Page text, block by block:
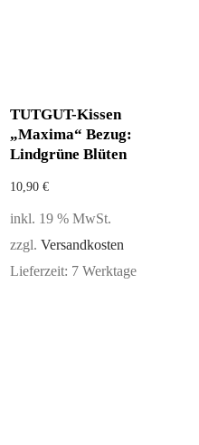
TUTGUT-Kissen
„Maxima“ Bezug:
Lindgrüne Blüten
10,90 €
inkl. 19 % MwSt.
zzgl. Versandkosten
Lieferzeit: 7 Werktage